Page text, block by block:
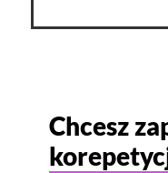
Chcesz